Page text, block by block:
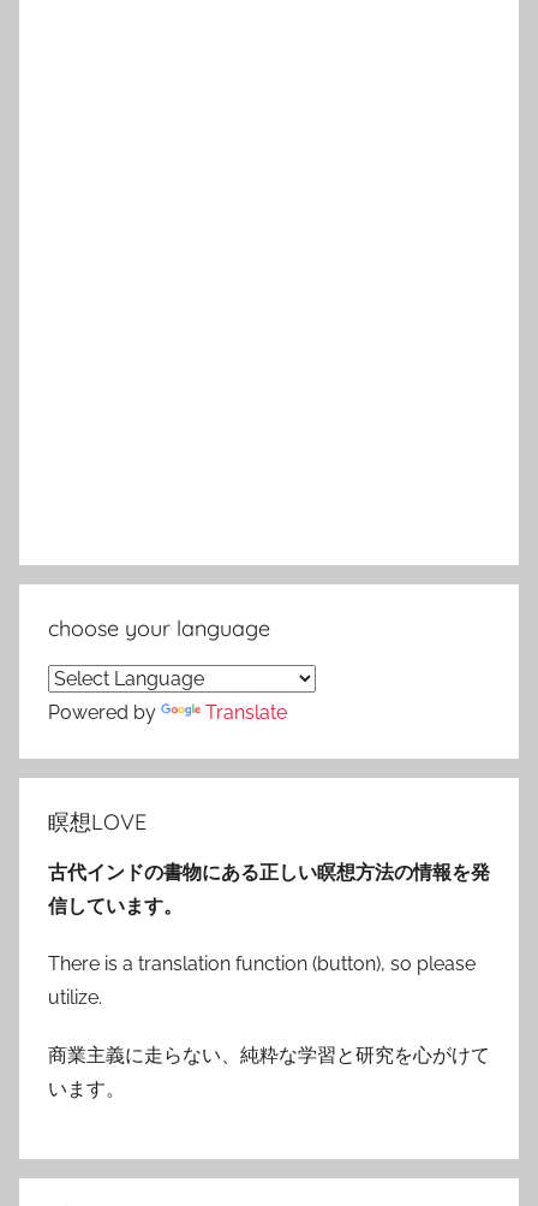
choose your language
Powered by Translate
瞑想LOVE
古代インドの書物にある正しい瞑想方法の情報を発
信しています。
There is a translation function (button), so please
utilize.
商業主義に走らない、純粋な学習と研究を心がけて
います。